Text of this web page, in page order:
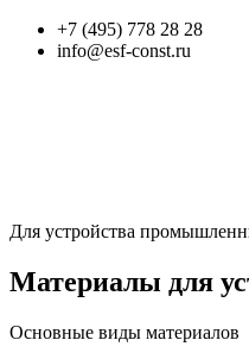
+7 (495) 778 28 28
info@esf-const.ru
Для устройства
Mатериалы для
Основные виды материалов